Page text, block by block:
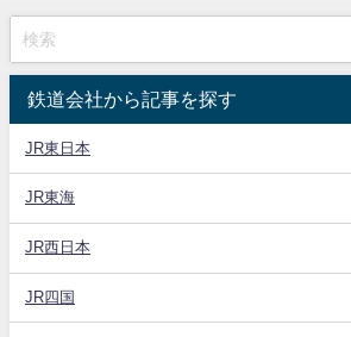
鉄道会社から記事を探す
JR東日本
JR東海
JR西日本
JR四国